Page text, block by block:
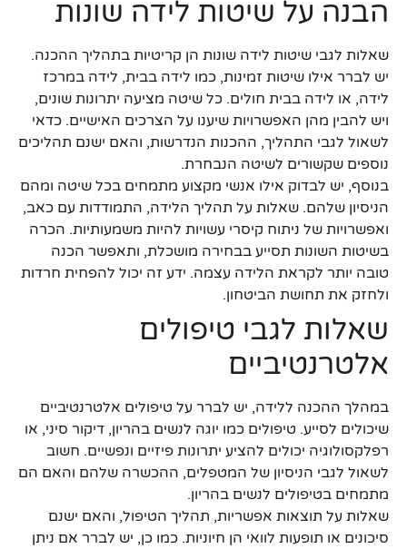
הבנה על שיטות לידה שונות
שאלות לגבי שיטות לידה שונות הן קריטיות בתהליך ההכנה.
יש לברר אילו שיטות זמינות, כמו לידה בבית, לידה במרכז
לידה, או לידה בבית חולים. כל שיטה מציעה יתרונות שונים,
ויש להבין מהן האפשרויות שיענו על הצרכים האישיים. כדאי
לשאול לגבי התהליך, ההכנות הנדרשות, והאם ישנם תהליכים
נוספים שקשורים לשיטה הנבחרת.
בנוסף, יש לבדוק אילו אנשי מקצוע מתמחים בכל שיטה ומהם
הניסיון שלהם. שאלות על תהליך הלידה, התמודדות עם כאב,
ואפשרויות של ניתוח קיסרי עשויות להיות משמעותיות. הכרה
בשיטות השונות תסייע בבחירה מושכלת, ותאפשר הכנה
טובה יותר לקראת הלידה עצמה. ידע זה יכול להפחית חרדות
ולחזק את תחושת הביטחון.
שאלות לגבי טיפולים
אלטרנטיביים
במהלך ההכנה ללידה, יש לברר על טיפולים אלטרנטיביים
שיכולים לסייע. טיפולים כמו יוגה לנשים בהריון, דיקור סיני, או
רפלקסולוגיה יכולים להציע יתרונות פיזיים ונפשיים. חשוב
לשאול לגבי הניסיון של המטפלים, ההכשרה שלהם והאם הם
מתמחים בטיפולים לנשים בהריון.
שאלות על תוצאות אפשריות, תהליך הטיפול, והאם ישנם
סיכונים או תופעות לוואי הן חיוניות. כמו כן, יש לברר אם ניתן